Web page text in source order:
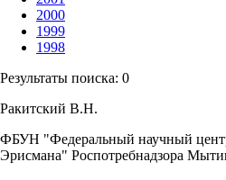
2000
1999
1998
Результаты поиска: 0
Ракитский В.Н.
ФБУН "Федеральный научный
Эрисмана" Роспотребнадзора